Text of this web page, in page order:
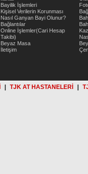
Bayilik İşlemleri
Kişisel Verilerin Korunması
Nasıl Ganyan Bayi Olunur?
Bağlantılar
Online İşlemler(Cari Hesap
Takibi)
Beyaz Masa
İletişim
TJK AT HASTANELERİ